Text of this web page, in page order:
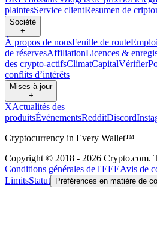
plaintesService clientResumen de
Société
+
À propos de nousFeuille de route
de réservesAffiliationLicences &
des crypto-actifsClimatCapitalVérifier
conflits d’intérêts
Mises à jour
+
XActualités des
produitsÉvénementsRedditDiscord
Cryptocurrency in Every Wallet™
Copyright © 2018 - 2026 Crypto.com.
Conditions générales de l'EEEAvis de
LimitsStatut Préférences en matière de